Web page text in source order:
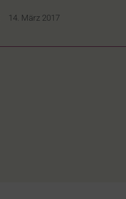
14. März 2017